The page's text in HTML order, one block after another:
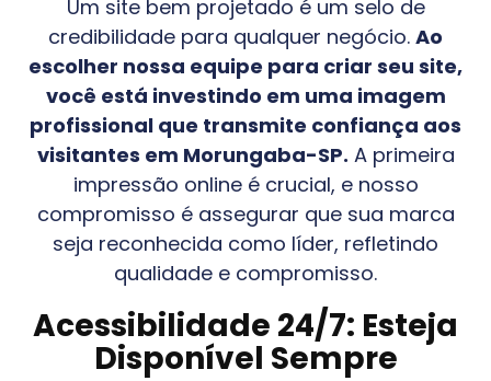
Um site bem projetado é um selo de
credibilidade para qualquer negócio. Ao
escolher nossa equipe para criar seu site,
você está investindo em uma imagem
profissional que transmite confiança aos
visitantes em Morungaba-SP. A primeira
impressão online é crucial, e nosso
compromisso é assegurar que sua marca
seja reconhecida como líder, refletindo
qualidade e compromisso.
Acessibilidade 24/7: Esteja
Disponível Sempre